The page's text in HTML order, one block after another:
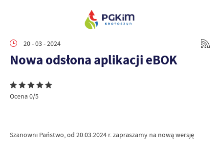
20 - 03 - 2024
Nowa odsłona aplikacji eBOK
Ocena 0/5
Szanowni Państwo, od 20.03.2024 r. zapraszamy na nową wersję